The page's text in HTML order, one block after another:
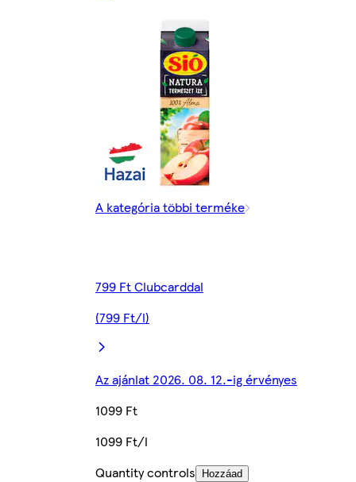
A kategória többi terméke
799 Ft Clubcarddal
(799 Ft/l)
Az ajánlat 2026. 08. 12.-ig érvényes
1099 Ft
1099 Ft/l
Quantity controls
Hozzáad